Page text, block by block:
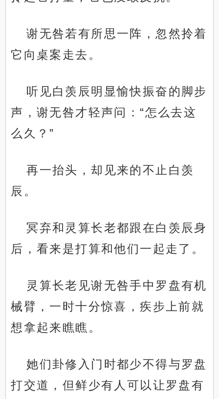
谢无咎若有所思一阵，忽然拎着
它向桌案走去。
听见白羡辰明显愉快振奋的脚步
声，谢无咎才轻声问：“怎么去这
么久？”
再一抬头，却见来的不止白羡
辰。
冥弃和灵算长老都跟在白羡辰身
后，看来是打算和他们一起走了。
灵算长老见谢无咎手中罗盘有机
械臂，一时十分惊喜，疾步上前就
想拿起来瞧瞧。
她们卦修入门时都少不得与罗盘
打交道，但鲜少有人可以让罗盘有